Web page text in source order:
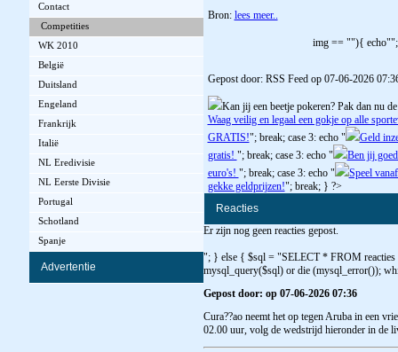
Contact
Competities
WK 2010
België
Duitsland
Engeland
Frankrijk
Italië
NL Eredivisie
NL Eerste Divisie
Portugal
Schotland
Spanje
Advertentie
Bron: lees meer..
img == ""){
Gepost door: RSS Feed op 07-06-2026
Kan jij een beetje pokeren? Pak dan nu
Waag veilig en legaal een gokje op alle
GRATIS!"; break; case 3: echo "
Geld
gratis! "; break; case 3: echo "
Ben jij
euro's! "; break; case 3: echo "
Speel
gekke geldprijzen!"; break; } ?>
Reacties
Er zijn nog geen reacties gepost.
"; } else { $sql = "SELECT * FROM
mysql_query($sql) or die (mysql_error());
Gepost door: op 07-06-2026 07:36
Cura??ao neemt het op tegen Aruba in een
02.00 uur, volg de wedstrijd hieronder in de